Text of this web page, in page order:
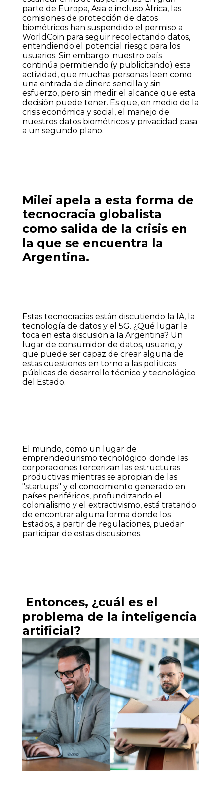
parte de Europa, Asia e incluso África, las
comisiones de protección de datos
biométricos han suspendido el permiso a
WorldCoin para seguir recolectando datos,
entendiendo el potencial riesgo para los
usuarios. Sin embargo, nuestro país
continúa permitiendo (y publicitando) esta
actividad, que muchas personas leen como
una entrada de dinero sencilla y sin
esfuerzo, pero sin medir el alcance que esta
decisión puede tener. Es que, en medio de la
crisis económica y social, el manejo de
nuestros datos biométricos y privacidad pasa
a un segundo plano.
Milei apela a esta forma de
tecnocracia globalista
como salida de la crisis en
la que se encuentra la
Argentina.
Estas tecnocracias están discutiendo la IA, la
tecnología de datos y el 5G. ¿Qué lugar le
toca en esta discusión a la Argentina? Un
lugar de consumidor de datos, usuario, y
que puede ser capaz de crear alguna de
estas cuestiones en torno a las políticas
públicas de desarrollo técnico y tecnológico
del Estado.
El mundo, como un lugar de
emprendedurismo tecnológico, donde las
corporaciones tercerizan las estructuras
productivas mientras se apropian de las
"startups" y el conocimiento generado en
países periféricos, profundizando el
colonialismo y el extractivismo, está tratando
de encontrar alguna forma donde los
Estados, a partir de regulaciones, puedan
participar de estas discusiones.
Entonces, ¿cuál es el
problema de la inteligencia
artificial?